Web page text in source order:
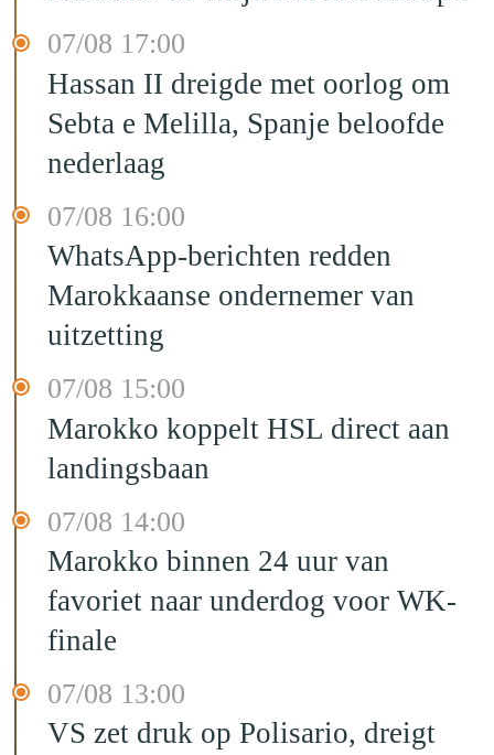
07/08 17:00
Hassan II dreigde met oorlog om
Sebta e Melilla, Spanje beloofde
nederlaag
07/08 16:00
WhatsApp-berichten redden
Marokkaanse ondernemer van
uitzetting
07/08 15:00
Marokko koppelt HSL direct aan
landingsbaan
07/08 14:00
Marokko binnen 24 uur van
favoriet naar underdog voor WK-
finale
07/08 13:00
VS zet druk op Polisario, dreigt